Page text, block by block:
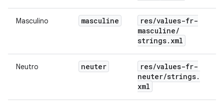
Masculino masculine res/values-fr-
masculine/
strings. xml
Neutro neuter res/values-fr-
neuter/strings.
xml